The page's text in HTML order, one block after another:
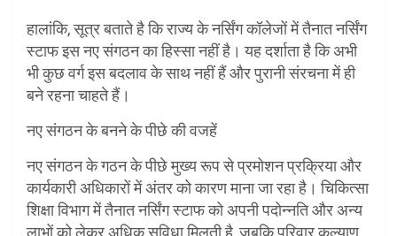
हालांकि, सूत्र बताते है कि राज्य के नर्सिंग कॉलेजों में तैनात नर्सिंग
स्टाफ इस नए संगठन का हिस्सा नहीं है। यह दर्शाता है कि अभी
भी कुछ वर्ग इस बदलाव के साथ नहीं हैं और पुरानी संरचना में ही
बने रहना चाहते हैं।
नए संगठन के बनने के पीछे की वजहें
नए संगठन के गठन के पीछे मुख्य रूप से प्रमोशन प्रक्रिया और
कार्यकारी अधिकारों में अंतर को कारण माना जा रहा है। चिकित्सा
शिक्षा विभाग में तैनात नर्सिंग स्टाफ को अपनी पदोन्नति और अन्य
लाभों को लेकर अधिक सुविधा मिलती है, जबकि परिवार कल्याण